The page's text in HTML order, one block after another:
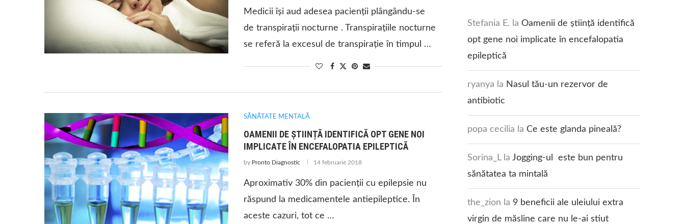
Medicii își aud adesea pacienții plângându-se
de transpirații nocturne . Transpirațiile nocturne
se referă la excesul de transpirație în timpul …
SĂNĂTATE MENTALĂ
OAMENII DE ȘTIINȚĂ IDENTIFICĂ OPT GENE NOI
IMPLICATE ÎN ENCEFALOPATIA EPILEPTICĂ
by Pronto Diagnostic 14 februarie 2018
Aproximativ 30% din pacienții cu epilepsie nu
răspund la medicamentele antiepileptice. În
aceste cazuri, tot ce …
Stefania E. la Oamenii de știință identifică
opt gene noi implicate în encefalopatia
epileptică
ryanya la Nasul tău-un rezervor de
antibiotic
popa cecilia la Ce este glanda pineală?
Sorina_Lla Jogging-ul este bun pentru
sănătatea ta mintală
the_zion la 9 beneficii ale uleiului extra
virgin de măsline care nu le-ai stiut